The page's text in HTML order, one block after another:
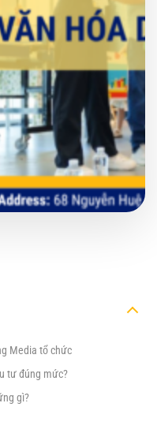
Media tổ chức
tư đúng mức?
gì?